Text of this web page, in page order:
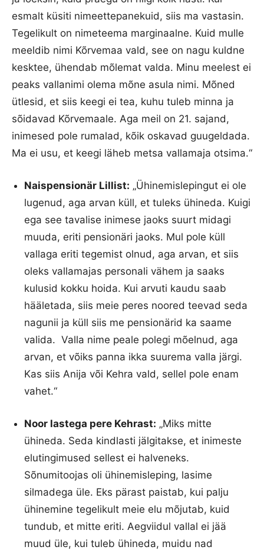
esmalt küsiti nimeettepanekuid, siis ma vastasin.
Tegelikult on nimeteema marginaalne. Kuid mulle
meeldib nimi Kõrvemaa vald, see on nagu kuldne
kesktee, ühendab mõlemat valda. Minu meelest ei
peaks vallanimi olema mõne asula nimi. Mõned
ütlesid, et siis keegi ei tea, kuhu tuleb minna ja
sõidavad Kõrvemaale. Aga meil on 21. sajand,
inimesed pole rumalad, kõik oskavad guugeldada.
Ma ei usu, et keegi läheb metsa vallamaja otsima.“
Naispensionär Lillist: „Ühinemislepingut ei ole
lugenud, aga arvan küll, et tuleks ühineda. Kuigi
ega see tavalise inimese jaoks suurt midagi
muuda, eriti pensionäri jaoks. Mul pole küll
vallaga eriti tegemist olnud, aga arvan, et siis
oleks vallamajas personali vähem ja saaks
kulusid kokku hoida. Kui arvuti kaudu saab
hääletada, siis meie peres noored teevad seda
nagunii ja küll siis me pensionärid ka saame
valida. Valla nime peale polegi mõelnud, aga
arvan, et võiks panna ikka suurema valla järgi.
Kas siis Anija või Kehra vald, sellel pole enam
vahet.“
Noor lastega pere Kehrast: „Miks mitte
ühineda. Seda kindlasti jälgitakse, et inimeste
elutingimused sellest ei halveneks.
Sõnumitoojas oli ühinemisleping, lasime
silmadega üle. Eks pärast paistab, kui palju
ühinemine tegelikult meie elu mõjutab, kuid
tundub, et mitte eriti. Aegviidul vallal ei jää
muud üle, kui tuleb ühineda, muidu nad